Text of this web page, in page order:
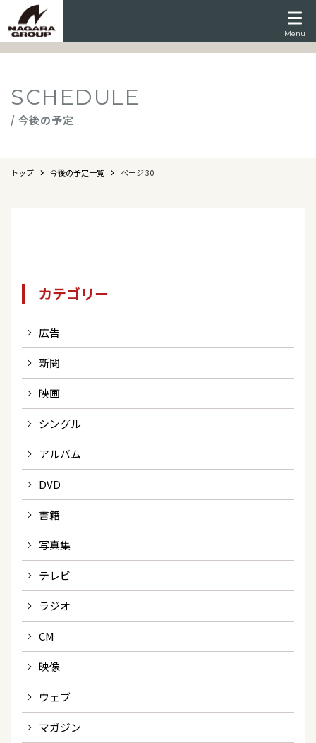
Menu
SCHEDULE
/ 今後の予定
トップ 今後の予定一覧 ページ 30
カテゴリー
広告
新聞
映画
シングル
アルバム
DVD
書籍
写真集
テレビ
ラジオ
CM
映像
ウェブ
マガジン